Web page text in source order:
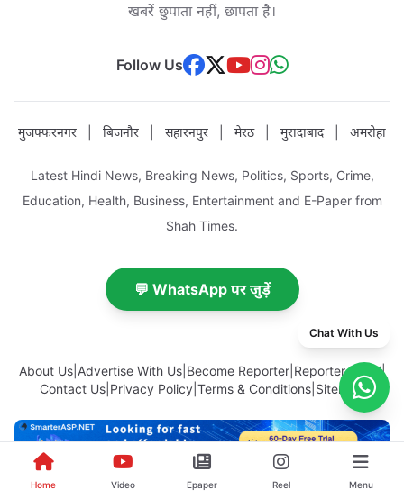
खबरें छुपाता नहीं, छापता है।
Follow Us
मुजफ्फरनगर बिजनौर सहारनपुर मेरठ मुरादाबाद अमरोहा
Latest Hindi News, Breaking News, Politics, Sports, Crime,
Education, Health, Business, Entertainment and E-Paper from
Shah Times.
💬 WhatsApp पर जुड़ें
About Us| Advertise With Us| Become Reporter| Reporter Panel|
Contact Us Privacy Policy Terms & Conditions Sitemap
Home Video Epaper Reel Menu
Chat With Us